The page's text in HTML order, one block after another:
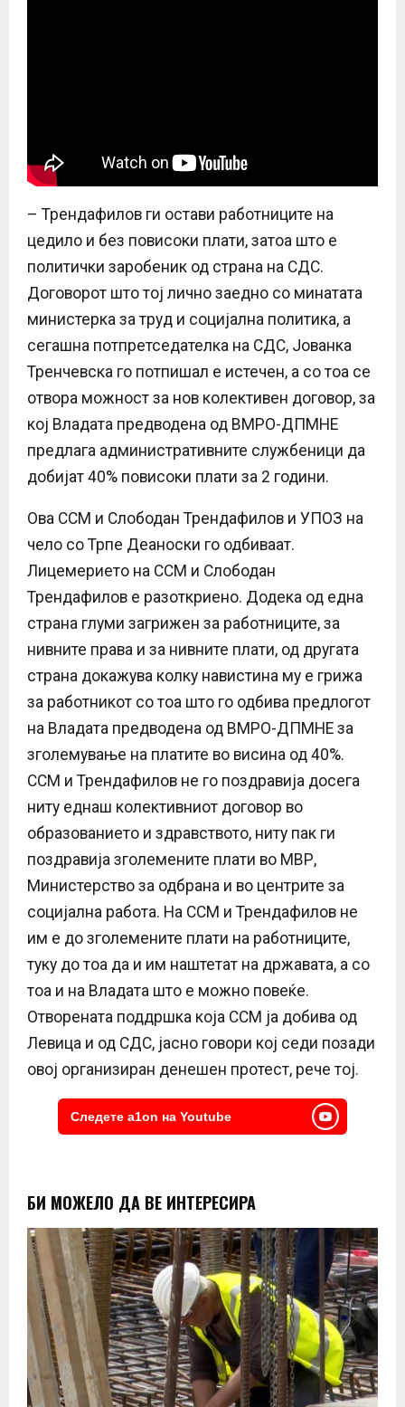
– Трендафилов ги остави работниците на
цедило и без повисоки плати, затоа што е
политички заробеник од страна на СДС.
Договорот што тој лично заедно со минатата
министерка за труд и социјална политика, а
сегашна потпретседателка на СДС, Јованка
Тренчевска го потпишал е истечен, а со тоа се
отвора можност за нов колективен договор, за
кој Владата предводена од ВМРО-ДПМНЕ
предлага административните службеници да
добијат 40% повисоки плати за 2 години.
Ова ССМ и Слободан Трендафилов и УПОЗ на
чело со Трпе Деаноски го одбиваат.
Лицемерието на ССМ и Слободан
Трендафилов е разоткриено. Додека од една
страна глуми загрижен за работниците, за
нивните права и за нивните плати, од другата
страна докажува колку навистина му е грижа
за работникот со тоа што го одбива предлогот
на Владата предводена од ВМРО-ДПМНЕ за
зголемување на платите во висина од 40%.
ССМ и Трендафилов не го поздравија досега
ниту еднаш колективниот договор во
образованието и здравството, ниту пак ги
поздравија зголемените плати во МВР,
Министерство за одбрана и во центрите за
социјална работа. На ССМ и Трендафилов не
им е до зголемените плати на работниците,
туку до тоа да и им наштетат на државата, а со
тоа и на Владата што е можно повеќе.
Отворената поддршка која ССМ ја добива од
Левица и од СДС, јасно говори кој седи позади
овој организиран денешен протест, рече тој.
Следете a1on на Youtube
БИ МОЖЕЛО ДА ВЕ ИНТЕРЕСИРА